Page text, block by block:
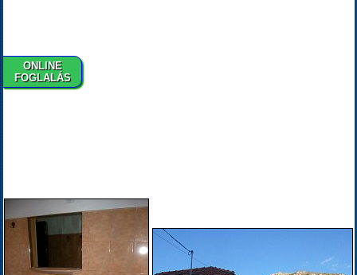
ONLINE
FOGLALÁS